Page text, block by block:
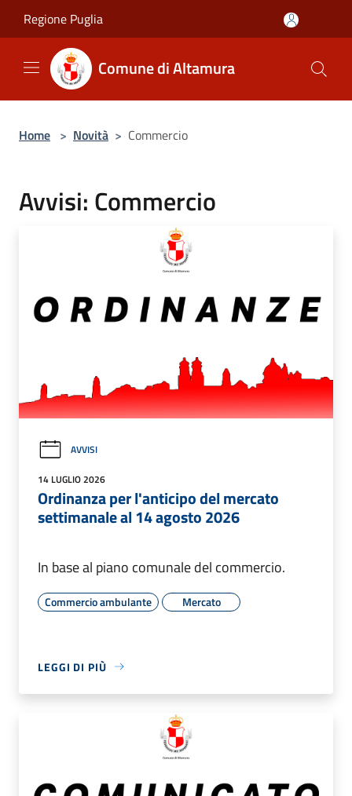
Regione Puglia
Comune di Altamura
Home > Novità > Commercio
Avvisi: Commercio
AVVISI
14 LUGLIO 2026
Ordinanza per l'anticipo del mercato
settimanale al 14 agosto 2026
In base al piano comunale del commercio.
Commercio ambulante Mercato
LEGGI DI PIÙ